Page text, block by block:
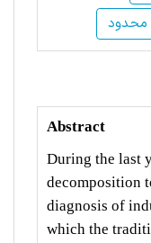
Abstract
During the last
decomposition
diagnosis of
which the